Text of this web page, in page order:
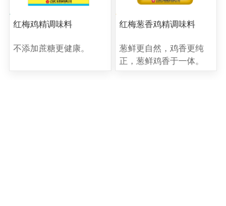
红梅鸡精调味料
不添加蔗糖更健康。
红梅葱香鸡精调味料
葱鲜更自然，鸡香更纯
正，葱鲜鸡香于一体。